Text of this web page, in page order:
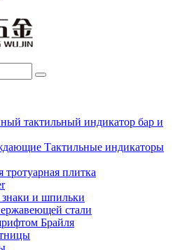
тактильный индикатор бар и
Тактильные индикаторы
тротуарная плитка
и шпильки
стали
Брайля